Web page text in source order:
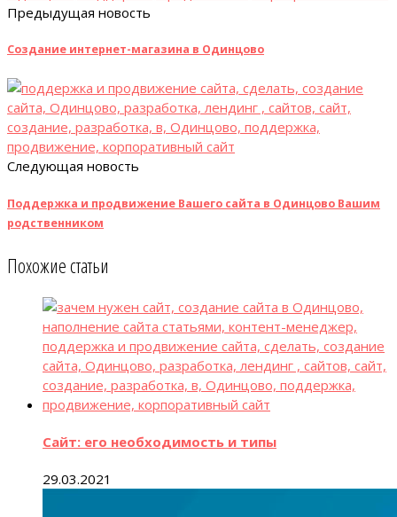
Предыдущая новость
Создание интернет-магазина в Одинцово
Следующая новость
Поддержка и продвижение Вашего сайта в Одинцово Вашим
родственником
Похожие статьи
Сайт: его необходимость и типы
29.03.2021